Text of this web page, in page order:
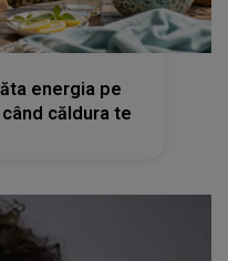
energia pe
căldura te